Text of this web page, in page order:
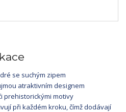
se suchým zipem
atraktivním designem
prehistorickými motivy
při každém kroku, čímž dodávají